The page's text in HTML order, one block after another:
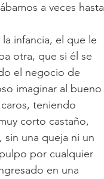
a veces hasta
infancia, el que le
otra, que si él se
el negocio de
imaginar al bueno
teniendo
corto castaño,
una queja ni un
por cualquier
en una